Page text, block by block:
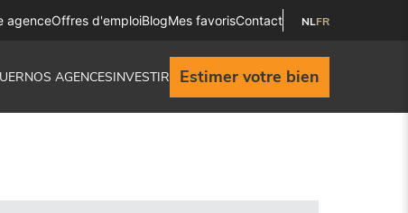
agenceOffres d'emploiBlogMes favorisContact NLFR
NOS AGENCESINVESTIR Estimer votre bien